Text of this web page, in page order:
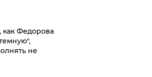
как Федорова
не